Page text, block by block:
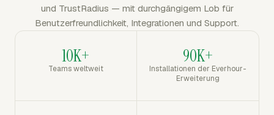
und TrustRadius — mit durchgängigem Lob für
Benutzerfreundlichkeit, Integrationen und Support.
10K+
Teams weltweit
90K+
Installationen der Everhour-
Erweiterung